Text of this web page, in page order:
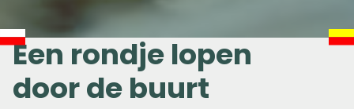
Een rondje lopen
door de buurt